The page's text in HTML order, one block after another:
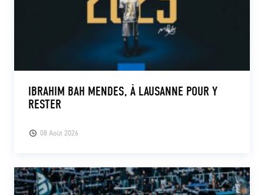
08 Août 2026
IBRAHIM BAH MENDES, À LAUSANNE POUR Y
RESTER